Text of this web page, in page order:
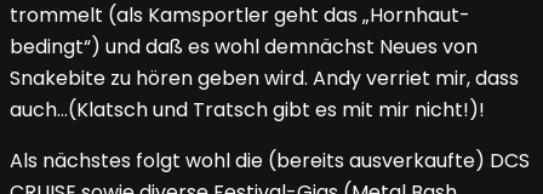
trommelt (als Kamsportler geht das „Hornhaut-
bedingt“) und daß es wohl demnächst Neues von
Snakebite zu hören geben wird. Andy verriet mir, dass
auch…(Klatsch und Tratsch gibt es mit mir nicht!)!
Als nächstes folgt wohl die (bereits ausverkaufte) DCS